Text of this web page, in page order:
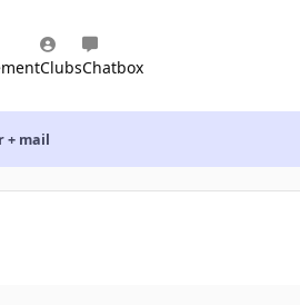
ClubsChatbox
+ mail